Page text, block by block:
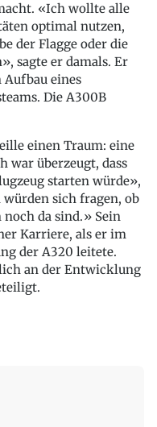
«Ich wollte alle
optimal nutzen,
der Flagge oder die
sagte er damals. Er
Aufbau eines
Die A300B
einen Traum: eine
war überzeugt, dass
starten würde»,
sich fragen, ob
da sind.» Sein
Karriere, als er im
der A320 leitete.
an der Entwicklung